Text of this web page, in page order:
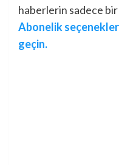
haberlerin sadece bir
Abonelik
geçin.